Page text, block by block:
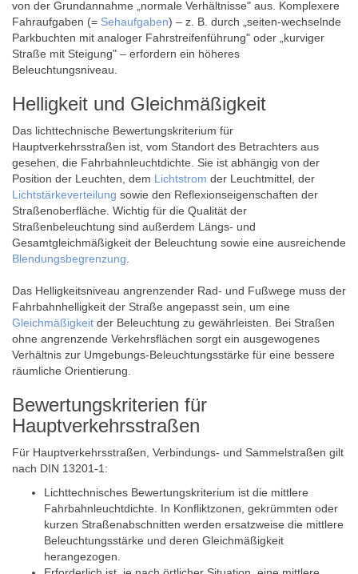
von der Grundannahme „normale Verhältnisse" aus. Komplexere
Fahraufgaben (= Sehaufgaben) – z. B. durch „seiten-wechselnde
Parkbuchten mit analoger Fahrstreifenführung" oder „kurviger
Straße mit Steigung" – erfordern ein höheres
Beleuchtungsniveau.
Helligkeit und Gleichmäßigkeit
Das lichttechnische Bewertungskriterium für
Hauptverkehrsstraßen ist, vom Standort des Betrachters aus
gesehen, die Fahrbahnleuchtdichte. Sie ist abhängig von der
Position der Leuchten, dem Lichtstrom der Leuchtmittel, der
Lichtstärkeverteilung sowie den Reflexionseigenschaften der
Straßenoberfläche. Wichtig für die Qualität der
Straßenbeleuchtung sind außerdem Längs- und
Gesamtgleichmäßigkeit der Beleuchtung sowie eine ausreichende
Blendungsbegrenzung
Das Helligkeitsniveau angrenzender Rad- und Fußwege muss der
Fahrbahnhelligkeit der Straße angepasst sein, um eine
Gleichmäßigkeit der Beleuchtung zu gewährleisten. Bei Straßen
ohne angrenzende Verkehrsflächen sorgt ein ausgewogenes
Verhältnis zur Umgebungs-Beleuchtungsstärke für eine bessere
räumliche Orientierung.
Bewertungskriterien für
Hauptverkehrsstraßen
Für Hauptverkehrsstraßen, Verbindungs- und Sammelstraßen gilt
nach DIN 13201-1:
Lichttechnisches Bewertungskriterium ist die mittlere
Fahrbahnleuchtdichte. In Konfliktzonen, gekrümmten oder
kurzen Straßenabschnitten werden ersatzweise die mittlere
Beleuchtungsstärke und deren Gleichmäßigkeit
herangezogen.